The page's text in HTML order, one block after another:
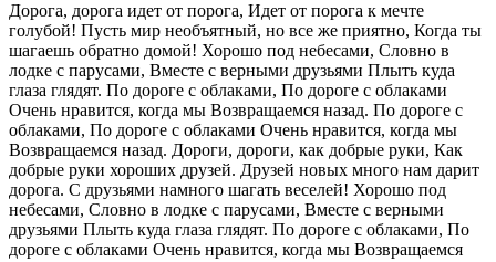
Дорога, дорога идет от порога, Идет от порога к мечте
голубой! Пусть мир необъятный, но все же приятно, Когда ты
шагаешь обратно домой! Хорошо под небесами, Словно в
лодке с парусами, Вместе с верными друзьями Плыть куда
глаза глядят. По дороге с облаками, По дороге с облаками
Очень нравится, когда мы Возвращаемся назад. По дороге с
облаками, По дороге с облаками Очень нравится, когда мы
Возвращаемся назад. Дороги, дороги, как добрые руки, Как
добрые руки хороших друзей. Друзей новых много нам дарит
дорога. С друзьями намного шагать веселей! Хорошо под
небесами, Словно в лодке с парусами, Вместе с верными
друзьями Плыть куда глаза глядят. По дороге с облаками, По
дороге с облаками Очень нравится, когда мы Возвращаемся